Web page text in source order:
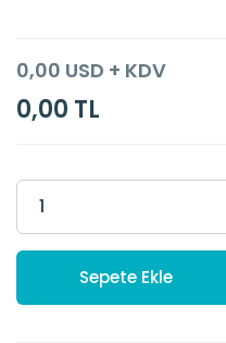
0,00 USD + KDV
0,00 TL
Sepete Ekle